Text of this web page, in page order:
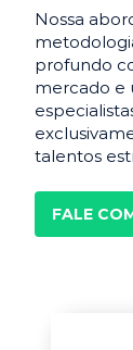
Nossa
profundo
mercado e
talentos
FALE